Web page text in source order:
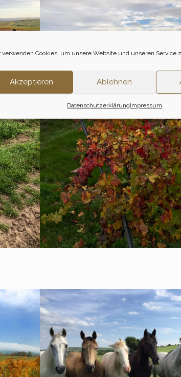
verwenden Cookies, um unsere Website und unseren Service
Akzeptieren Ablehnen
DatenschutzerklärungImpressum